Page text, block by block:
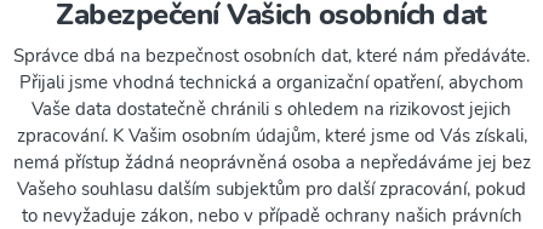
Zabezpečení Vašich osobních dat
Správce dbá na bezpečnost osobních dat, které nám předáváte.
Přijali jsme vhodná technická a organizační opatření, abychom
Vaše data dostatečně chránili s ohledem na rizikovost jejich
zpracování. K Vašim osobním údajům, které jsme od Vás získali,
nemá přístup žádná neoprávněná osoba a nepředáváme jej bez
Vašeho souhlasu dalším subjektům pro další zpracování, pokud
to nevyžaduje zákon, nebo v případě ochrany našich právních